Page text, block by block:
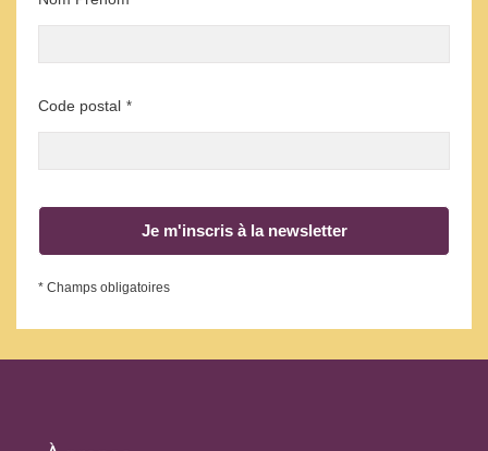
Code postal *
Je m'inscris à la newsletter
* Champs obligatoires